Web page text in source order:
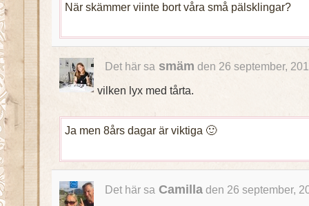
När skämmer viinte bort våra små pälsklingar?
Det här sa smäm den 26 september,
vilken lyx med tårta.
Ja men 8års dagar är viktiga 🙂
Det här sa Camilladen 26 september,